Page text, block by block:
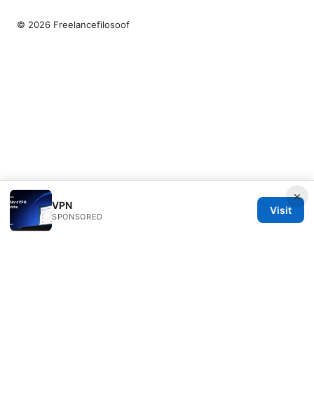
×
VPN
SPONSORED
Visit
© 2026 Freelancefilosoof